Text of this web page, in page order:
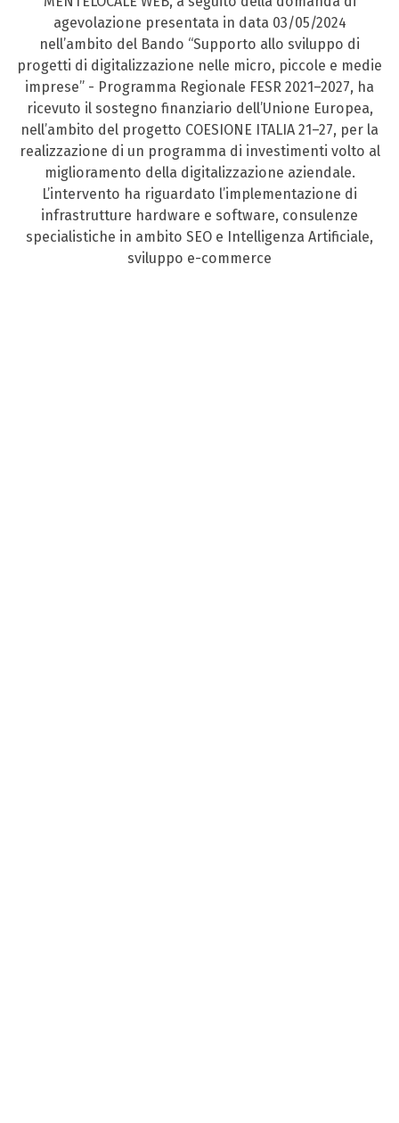
agevolazione presentata in data 03/05/2024
nell’ambito del Bando “Supporto allo sviluppo di
progetti di digitalizzazione nelle micro, piccole e medie
imprese” - Programma Regionale FESR 2021–2027, ha
ricevuto il sostegno finanziario dell’Unione Europea,
nell’ambito del progetto COESIONE ITALIA 21–27, per la
realizzazione di un programma di investimenti volto al
miglioramento della digitalizzazione aziendale.
L’intervento ha riguardato l’implementazione di
infrastrutture hardware e software, consulenze
specialistiche in ambito SEO e Intelligenza Artificiale,
sviluppo e-commerce